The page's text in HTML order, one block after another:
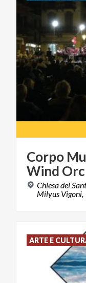
Corpo
Wind
Chiesa dei
ARTE E